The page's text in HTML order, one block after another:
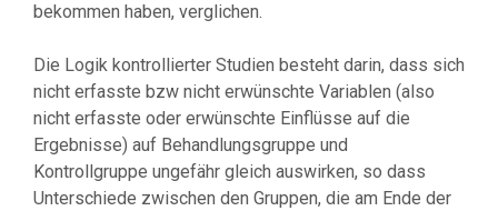
bekommen haben, verglichen.
Die Logik kontrollierter Studien besteht darin, dass sich
nicht erfasste bzw nicht erwünschte Variablen (also
nicht erfasste oder erwünschte Einflüsse auf die
Ergebnisse) auf Behandlungsgruppe und
Kontrollgruppe ungefähr gleich auswirken, so dass
Unterschiede zwischen den Gruppen, die am Ende der